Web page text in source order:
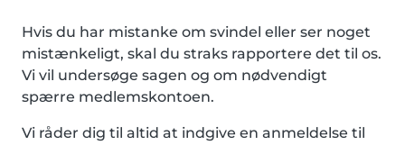
Hvis du har mistanke om svindel eller ser noget
mistænkeligt, skal du straks rapportere det til os.
Vi vil undersøge sagen og om nødvendigt
spærre medlemskontoen.
Vi råder dig til altid at indgive en anmeldelse til